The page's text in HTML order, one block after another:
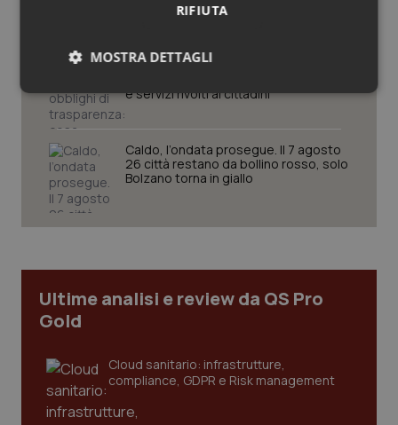
Tumori gastrointestinali
Ulcera & Reflusso
Vaccini
quadro da 48 milioni per tecnologie e
AI Act, in vigore gli obblighi di
e servizi rivolti ai cittadini
Caldo, l’ondata prosegue. Il 7 agosto
26 città restano da bollino rosso, solo
Bolzano torna in giallo
Ultime analisi e review da QS Pro
Gold
Cloud sanitario: infrastrutture,
compliance, GDPR e Risk management
RIFIUTA
MOSTRA DETTAGLI
Necessari Statistici Marketing
sito web abilitandone funzionalità di base quali la
protette del sito. Il sito web non è in grado di
funzionare correttamente senza questi cookie.
VISITOR_PRIVACY_METADATA
YouTube
.youtube.com